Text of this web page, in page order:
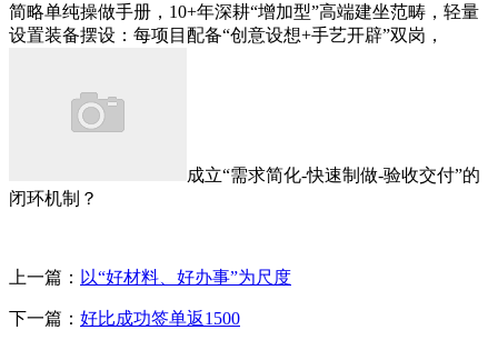
简略单纯操做手册，10+年深耕“增加型”高端建坐范畴，轻量
设置装备摆设：每项目配备“创意设想+手艺开辟”双岗，
成立“需求简化-快速制做-验收交付”的
闭环机制？
上一篇： 以“好材料、好办事”为尺度
下一篇： 好比成功签单返1500